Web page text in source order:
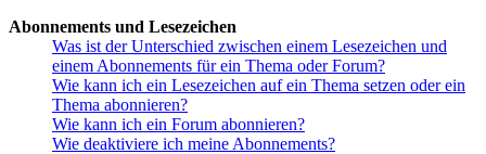
Abonnements und Lesezeichen
Was ist der Unterschied zwischen einem Lesezeichen und
einem Abonnements für ein Thema oder Forum?
Wie kann ich ein Lesezeichen auf ein Thema setzen oder ein
Thema abonnieren?
Wie kann ich ein Forum abonnieren?
Wie deaktiviere ich meine Abonnements?